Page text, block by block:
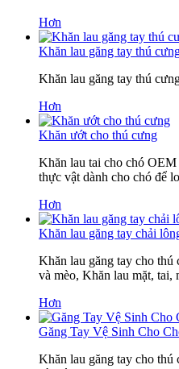
Hơn
Khăn lau găng tay thú
Khăn lau găng tay thú
Hơn
Khăn ướt cho thú cưng
Khăn lau tai cho chó
thực vật dành cho chó để
Hơn
Khăn lau găng tay chải
Khăn lau găng tay cho thú
và mèo, Khăn lau mặt, tai,
Hơn
Găng Tay Vệ Sinh Cho
Khăn lau găng tay cho thú